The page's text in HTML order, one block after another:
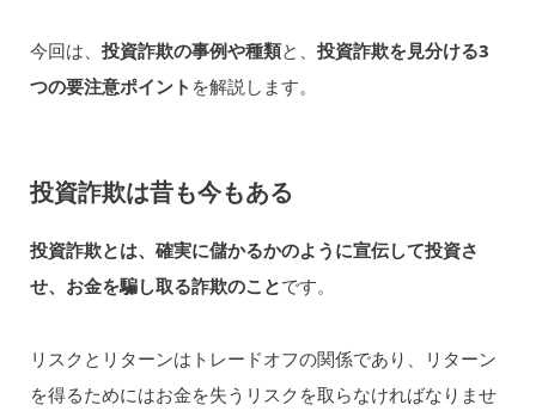
今回は、 投資詐欺の事例や種類と、 投資詐欺を見分ける3
つの要注意ポイント を解説します。
投資詐欺は昔も今もある
投資詐欺とは、確実に儲かるかのように宣伝して投資さ
せ、お金を騙し取る詐欺のことです。
リスクとリターンはトレードオフの関係であり、リターン
を得るためにはお金を失うリスクを取らなければなりませ